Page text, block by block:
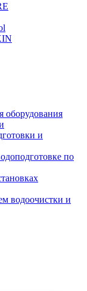
оборудования
и
по
водоочистки и